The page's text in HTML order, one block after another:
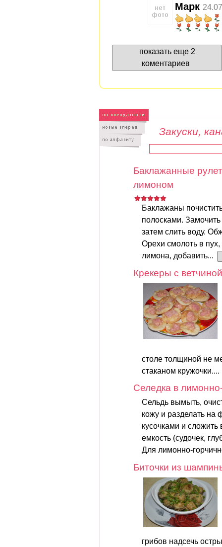
Марк
показать еще 2
коментариев
Закуски,
Баклажанные
лимоном
Баклажаны
полосками.
затем слить воду.
Орехи смолоть в
лимона, добавить...
Крекеры с
столе толщиной не
стаканом кружочки....
Селедка в
Сельдь вымыть,
кожу и разделать на
кусочками и
емкость (судочек,
Для лимонно-
Биточки из
грибов надсечь